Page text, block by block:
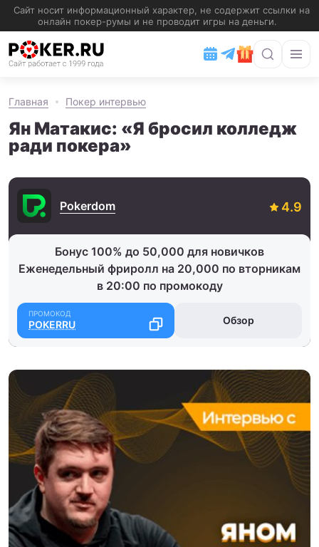
Главная Покер интервью
Ян Матакис: «Я бросил колледж
ради покера»
Pokerdom
Бонус 100% до 50,000 для новичков
Еженедельный фриролл на 20,000 по вторникам
в 20:00 по промокоду
POKERRU Обзор